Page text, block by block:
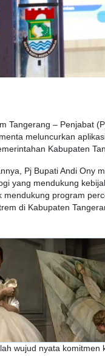
Tangerang – Penjabat
meluncurkan
Kabupaten
Pj Bupati Andi Ony
yang mendukung
mendukung program
di Kabupaten
wujud nyata